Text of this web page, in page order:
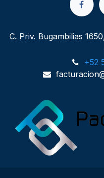
C. Priv. Bugambilias
+52